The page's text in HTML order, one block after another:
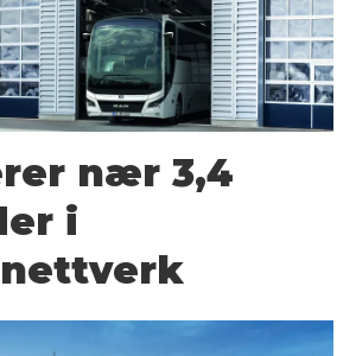
nær 3,4
i